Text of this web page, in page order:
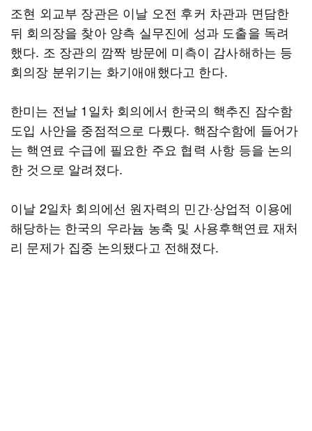
조현 외교부 장관은 이날 오전 후커 차관과 면담한
뒤 회의장을 찾아 양측 실무진에 성과 도출을 독려
했다. 조 장관의 깜짝 방문에 미측이 감사해하는 등
회의장 분위기는 화기애애했다고 한다.
한미는 전날 1일차 회의에서 한국의 핵추진 잠수함
도입 사안을 중점적으로 다뤘다. 핵잠수함에 들어가
는 핵연료 수급에 필요한 주요 협력 사항 등을 논의
한 것으로 알려졌다.
이날 2일차 회의에선 원자력의 민간·상업적 이용에
해당하는 한국의 우라늄 농축 및 사용후핵연료 재처
리 문제가 집중 논의됐다고 전해졌다.